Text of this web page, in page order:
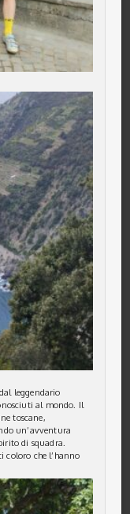
leggendario
al mondo. Il
toscane,
un’avventura
di squadra.
coloro che l’hanno